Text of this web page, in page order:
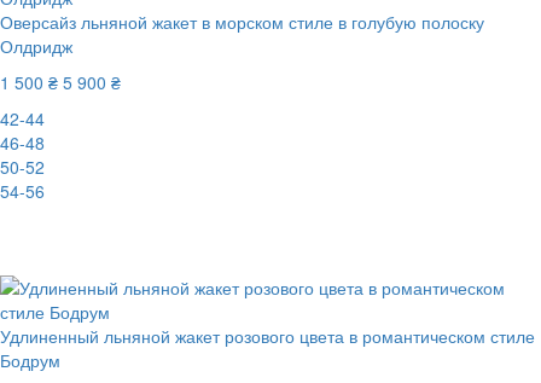
Оверсайз льняной жакет в морском стиле в голубую полоску
Олдридж
1 500 ₴ 5 900 ₴
42-44
46-48
50-52
54-56
Удлиненный льняной жакет розового цвета в романтическом стиле
Бодрум